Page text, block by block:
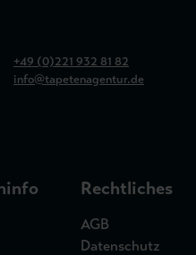
+49 (0)221 932 81 82
info@tapetenagentur.de
Rechtliches
AGB
Datenschutz